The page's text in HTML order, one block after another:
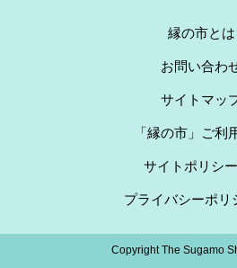
縁の市とは
お問い合わ
サイトマッ
「縁の市」ご利
サイトポリシー
プライバシーポリ
Copyright The Sugamo